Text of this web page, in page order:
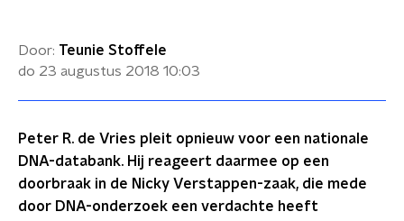
Door: Teunie Stoffele
do 23 augustus 2018 10:03
Peter R. de Vries pleit opnieuw voor een nationale
DNA-databank. Hij reageert daarmee op een
doorbraak in de Nicky Verstappen-zaak, die mede
door DNA-onderzoek een verdachte heeft